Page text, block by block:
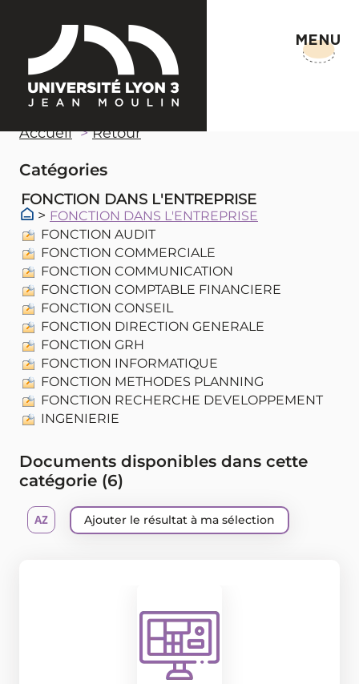
MENU
Accueil Retour
Catégories
> FONCTION DANS L'ENTREPRISE
FONCTION AUDIT
FONCTION COMMERCIALE
FONCTION COMMUNICATION
FONCTION COMPTABLE FINANCIERE
FONCTION CONSEIL
FONCTION DIRECTION GENERALE
FONCTION GRH
FONCTION INFORMATIQUE
FONCTION METHODES PLANNING
FONCTION RECHERCHE DEVELOPPEMENT
INGENIERIE
FONCTION DANS L'ENTREPRISE
Documents disponibles dans cette
catégorie (6)
Ajouter le résultat à ma sélection